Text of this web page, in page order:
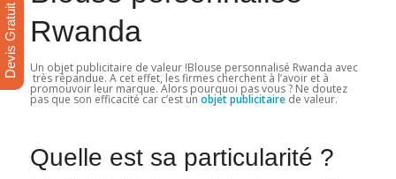
Rwanda
Un objet publicitaire de valeur !Blouse personnalisé Rwanda avec
très répandue. A cet effet, les firmes cherchent à l’avoir et à
promouvoir leur marque. Alors pourquoi pas vous ? Ne doutez
pas que son efficacité car c’est un objet publicitairede valeur.
Quelle est sa particularité ?
Devis Gratuit